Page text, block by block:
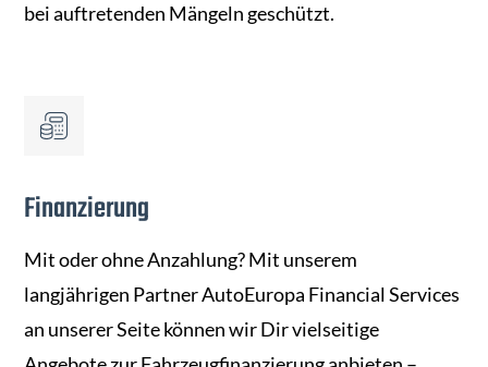
bei auftretenden Mängeln geschützt.
Finanzierung
Mit oder ohne Anzahlung? Mit unserem
langjährigen Partner AutoEuropa Financial Services
an unserer Seite können wir Dir vielseitige